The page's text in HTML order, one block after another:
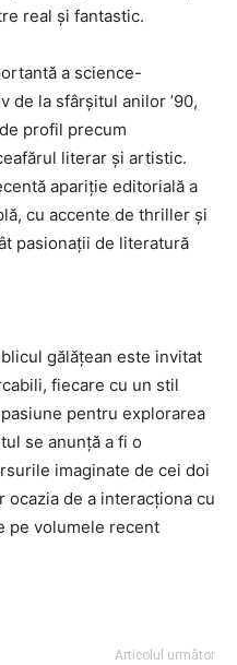
real și fantastic.
a science-
de la sfârșitul anilor ’90,
profil precum
literar și artistic.
apariție editorială a
cu accente de thriller și
pasionații de literatură
gălățean este invitat
fiecare cu un stil
pentru explorarea
se anunță a fi o
imaginate de cei doi
de a interacționa cu
pe volumele recent
Articolul următor